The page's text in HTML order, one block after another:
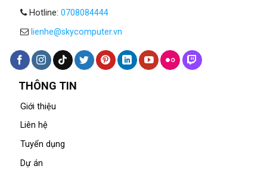
Hotline: 0708084444
lienhe@skycomputer.vn
THÔNG TIN
Giới thiệu
Liên hệ
Tuyển dụng
Dự án